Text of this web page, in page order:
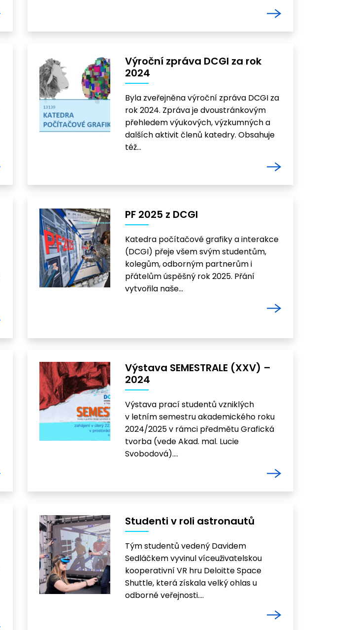
Výroční zpráva DCGI za rok
2024
Byla zveřejněna výroční zpráva DCGI za
rok 2024. Zpráva je dvoustránkovým
přehledem výukových, výzkumných a
dalších aktivit členů katedry. Obsahuje
též…
PF 2025 z DCGI
Katedra počítačové grafiky a interakce
(DCGI) přeje všem svým studentům,
kolegům, odborným partnerům i
přátelům úspěšný rok 2025. Přání
vytvořila naše…
Výstava SEMESTRALE (XXV) –
2024
Výstava prací studentů vzniklých
v letním semestru akademického roku
2024/2025 v rámci předmětu Grafická
tvorba (vede Akad. mal. Lucie
Svobodová)….
Studenti v roli astronautů
Tým studentů vedený Davidem
Sedláčkem vyvinul víceuživatelskou
kooperativní VR hru Deloitte Space
Shuttle, která získala velký ohlas u
odborné veřejnosti….